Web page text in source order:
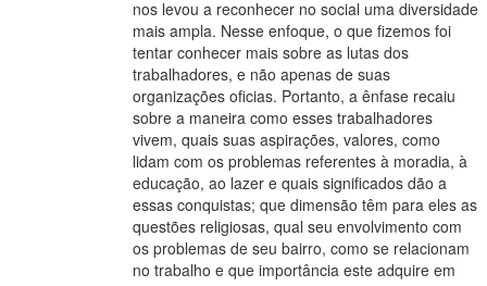
nos levou a reconhecer no social uma diversidade
mais ampla. Nesse enfoque, o que fizemos foi
tentar conhecer mais sobre as lutas dos
trabalhadores, e não apenas de suas
organizações oficias. Portanto, a ênfase recaiu
sobre a maneira como esses trabalhadores
vivem, quais suas aspirações, valores, como
lidam com os problemas referentes à moradia, à
educação, ao lazer e quais significados dão a
essas conquistas; que dimensão têm para eles as
questões religiosas, qual seu envolvimento com
os problemas de seu bairro, como se relacionam
no trabalho e que importância este adquire em